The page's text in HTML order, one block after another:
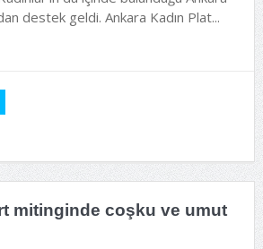
destek geldi. Ankara Kadın Plat...
mitinginde coşku ve umut